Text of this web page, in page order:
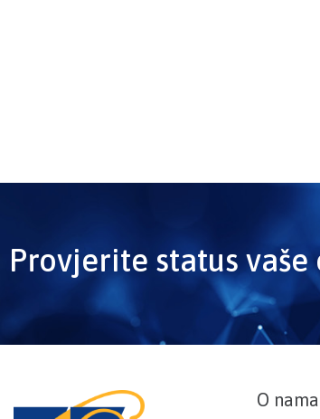
Provjerite status
O nama